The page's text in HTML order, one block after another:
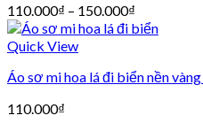
110.000₫ – 150.000₫
Quick View
Áo sơ mi hoa lá đi biển nền
110.000₫